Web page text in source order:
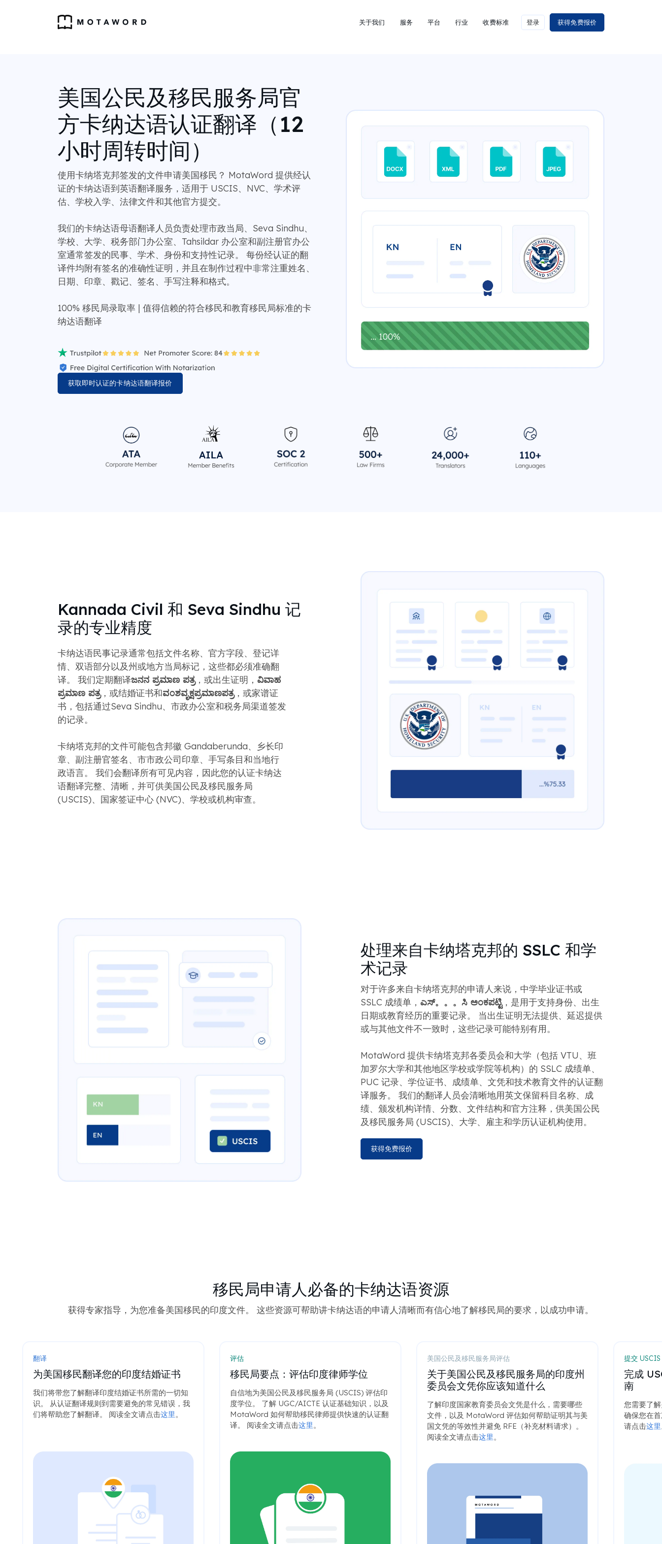
关于我们 服务 平台 行业 收费标准 登录 获得免费报价
美国公民及移民服务局官
方卡纳达语认证翻译（12
小时周转时间）
使用卡纳塔克邦签发的文件申请美国移民？ MotaWord 提供经认
证的卡纳达语到英语翻译服务，适用于 USCIS、NVC、学术评
估、学校入学、法律文件和其他官方提交。
我们的卡纳达语母语翻译人员负责处理市政当局、Seva Sindhu、
学校、大学、税务部门办公室、Tahsildar 办公室和副注册官办公
室通常签发的民事、学术、身份和支持性记录。 每份经认证的翻
译件均附有签名的准确性证明，并且在制作过程中非常注重姓名、
日期、印章、戳记、签名、手写注释和格式。
100% 移民局录取率 | 值得信赖的符合移民和教育移民局标准的卡
纳达语翻译
获取即时认证的卡纳达语翻译报价
Kannada Civil 和 Seva Sindhu 记
录的专业精度
卡纳达语民事记录通常包括文件名称、官方字段、登记详
情、双语部分以及州或地方当局标记，这些都必须准确翻
译。 我们定期翻译ಜನನ ಪ್ರಮಾಣ ಪತ್ರ，或出生证明， ವಿವಾಹ
ಪ್ರಮಾಣ ಪತ್ರ，或结婚证书和ವಂಶವೃಕ್ಷಪ್ರಮಾಣಪತ್ರ，或家谱证
书，包括通过Seva Sindhu、市政办公室和税务局渠道签发
的记录。
卡纳塔克邦的文件可能包含邦徽 Gandaberunda、乡长印
章、副注册官签名、市市政公司印章、手写​​条目和当地行
政语言。 我们会翻译所有可见内容，因此您的认证卡纳达
语翻译完整、清晰，并可供美国公民及移民服务局
(USCIS)、国家签证中心 (NVC)、学校或机构审查。
处理来自卡纳塔克邦的 SSLC 和学
术记录
对于许多来自卡纳塔克邦的申请人来说，中学毕业证书或
SSLC 成绩单， ಎಸ್。。。ಸಿ ಅಂಕಪಟ್ಟಿ，是用于支持身份、出生
日期或教育经历的重要记录。 当出生证明无法提供、延迟提供
或与其他文件不一致时，这些记录可能特别有用。
MotaWord 提供卡纳塔克邦各委员会和大学（包括 VTU、班
加罗尔大学和其他地区学校或学院等机构）的 SSLC 成绩单、
PUC 记录、学位证书、成绩单、文凭和技术教育文件的认证翻
译服务。 我们的翻译人员会清晰地用英文保留科目名称、成
绩、颁发机构详情、分数、文件结构和官方注释，供美国公民
及移民服务局 (USCIS)、大学、雇主和学历认证机构使用。
获得免费报价
移民局申请人必备的卡纳达语资源
获得专家指导，为您准备美国移民的印度文件。 这些资源可帮助讲卡纳达语的申请人清晰而有信心地了解移民局的要求，以成功申请。
翻译
为美国移民翻译您的印度结婚证书
我们将带您了解翻译印度结婚证书所需的一切知
识。 从认证翻译规则到需要避免的常见错误，我
们将帮助您了解翻译。 阅读全文请点击这里。
评估
移民局要点：评估印度律师学位
自信地为美国公民及移民服务局 (USCIS) 评估印
度学位。 了解 UGC/AICTE 认证基础知识，以及
MotaWord 如何帮助移民律师提供快速的认证翻
译。 阅读全文请点击这里。
美国公民及移民服务局评估
关于美国公民及移民服务局的印度州
委员会文凭你应该知道什么
了解印度国家教育委员会文凭是什么，需要哪些
文件，以及 MotaWord 评估如何帮助证明其与美
国文凭的等效性并避免 RFE（补充材料请求）。
阅读全文请点击这里。
提交
完成
南
您需要了
确保您在
请点击这里